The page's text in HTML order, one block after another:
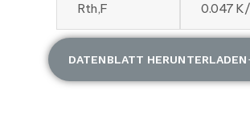
Rth,F 0.047
DATENBLATT HERUNTERLADEN